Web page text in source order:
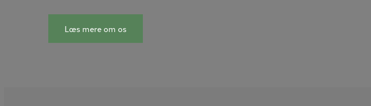
Læs mere om os